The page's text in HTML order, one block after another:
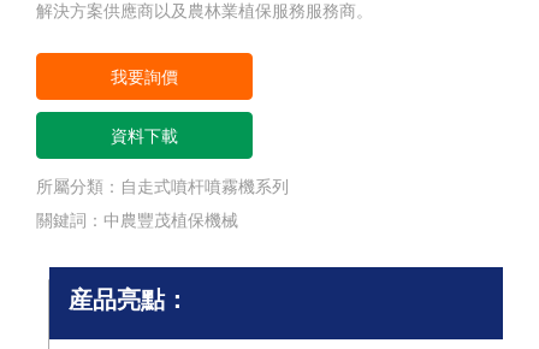
解決方案供應商以及農林業植保服務服務商。
我要詢價
資料下載
所屬分類： 自走式噴杆噴霧機系列
關鍵詞： 中農豐茂植保機械
産品亮點：